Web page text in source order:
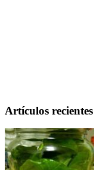
Artículos recientes